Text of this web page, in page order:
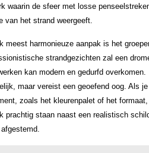
waarin de sfeer met losse
het strand weergeeft.
meest harmonieuze aanpak is het
strandgezichten zal een
kan modern en gedurfd overkomen.
maar vereist een geoefend oog. Als
zoals het kleurenpalet of het
prachtig staan naast een realistisch